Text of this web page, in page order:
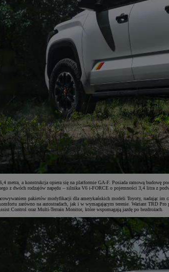
metra, a konstrukcja opiera się na platformie GA-F. Posiada ramową budowę
z dwóch rodzajów napędu – silnika V6 i-FORCE o pojemności 3,4 litra z
pakietów modyfikacji dla amerykańskich modeli Toyoty, nadając
zarówno na autostradach, jak i w wymagającym terenie. Wariant TRD
Control oraz Multi-Terrain Monitor, które wspomagają jazdę po bezdrożach.